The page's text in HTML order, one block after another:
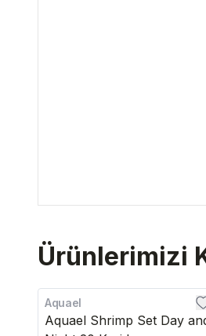
Ürünlerimizi
Aquael
Aquael Shrimp Set Day